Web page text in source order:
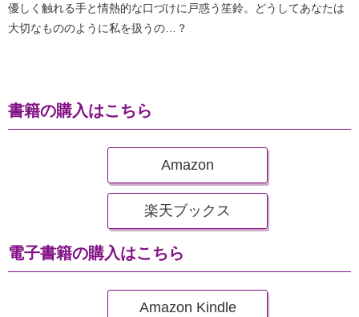
優しく触れる手と情熱的な口づけに戸惑う笙鈴。どうしてあなたは
大切なもののように私を扱うの…？
書籍の購入はこちら
Amazon
楽天ブックス
電子書籍の購入はこちら
Amazon Kindle